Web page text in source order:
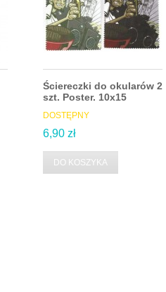
Ściereczki do okularów 2
szt. Poster. 10x15
DOSTĘPNY
6,90 zł
DO KOSZYKA